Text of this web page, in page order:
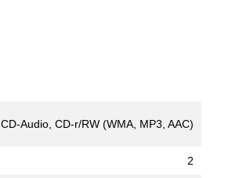
CD-Audio, CD-r/RW (WMA, MP3, AAC)
2